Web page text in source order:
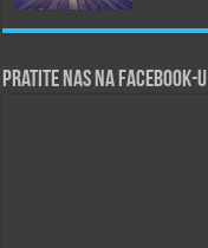
Pratite nas na Facebook-u